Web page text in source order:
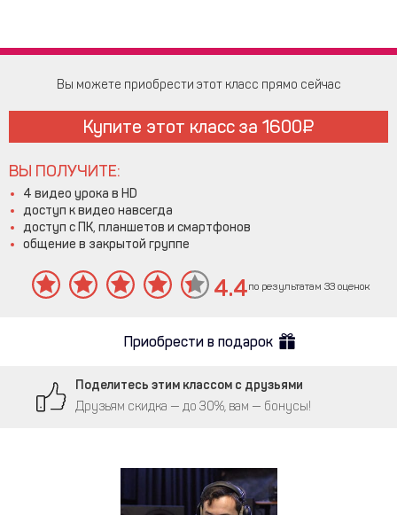
Вы можете приобрести этот класс прямо сейчас
Купите этот класс за 1600
ВЫ ПОЛУЧИТЕ:
4 видео урока в HD
доступ к видео навсегда
доступ с ПК, планшетов и смартфонов
общение в закрытой группе
4.4по результатам 33 оценок
Приобрести в подарок
Поделитесь этим классом с друзьями
Друзьям скидка — до 30%, вам — бонусы!